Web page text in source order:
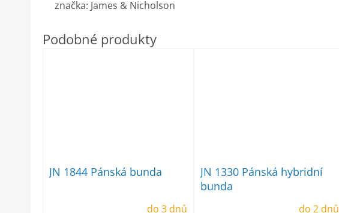
značka: James & Nicholson
JN 1844 Pánská bunda
do 3 dnů
JN 1330 Pánská hybridní
bunda
do 2 dnů